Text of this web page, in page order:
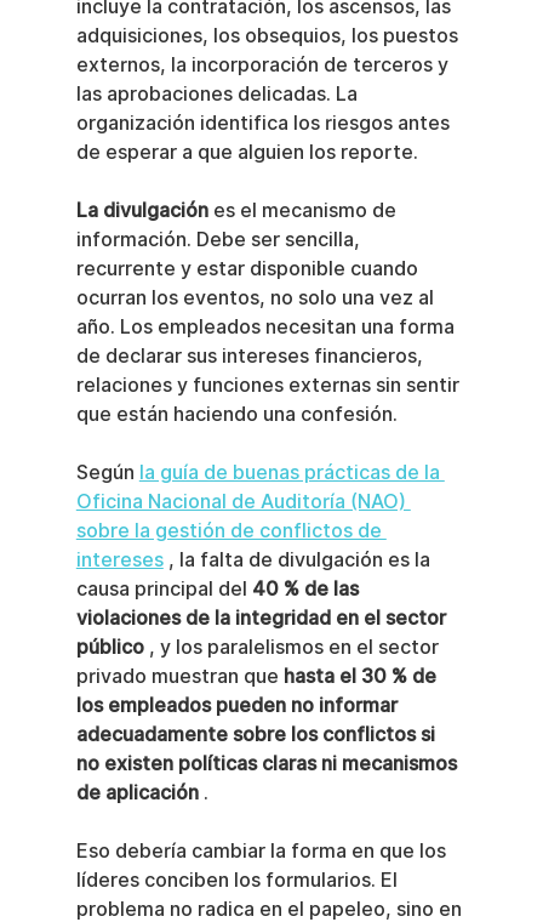
incluye la contratación, los ascensos, las
adquisiciones, los obsequios, los puestos
externos, la incorporación de terceros y
las aprobaciones delicadas. La
organización identifica los riesgos antes
de esperar a que alguien los reporte.
La divulgación es el mecanismo de
información. Debe ser sencilla,
recurrente y estar disponible cuando
ocurran los eventos, no solo una vez al
año. Los empleados necesitan una forma
de declarar sus intereses financieros,
relaciones y funciones externas sin sentir
que están haciendo una confesión.
Según la guía de buenas prácticas de la
Oficina Nacional de Auditoría (NAO)
sobre la gestión de conflictos de
intereses , la falta de divulgación es la
causa principal del 40 % de las
violaciones de la integridad en el sector
público , y los paralelismos en el sector
privado muestran que hasta el 30 % de
los empleados pueden no informar
adecuadamente sobre los conflictos si
no existen políticas claras ni mecanismos
de aplicación .
Eso debería cambiar la forma en que los
líderes conciben los formularios. El
problema no radica en el papeleo, sino en